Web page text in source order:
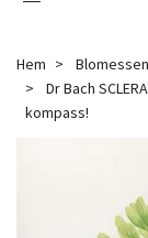
Hem
Dr Bach
kompass!